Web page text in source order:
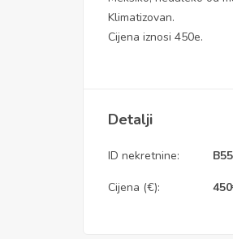
Klimatizovan.
Cijena iznosi 450e.
Detalji
ID nekretnine:
Cijena (€): 450